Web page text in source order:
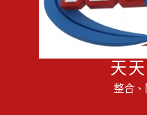
天
整合